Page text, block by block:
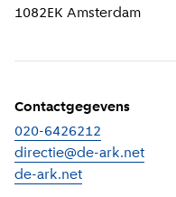
1082EK Amsterdam
Contactgegevens
020-6426212
directie@de-ark.net
de-ark.net